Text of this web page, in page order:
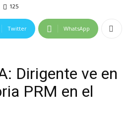
125
Twitter WhatsApp
Dirigente ve en
PRM en el